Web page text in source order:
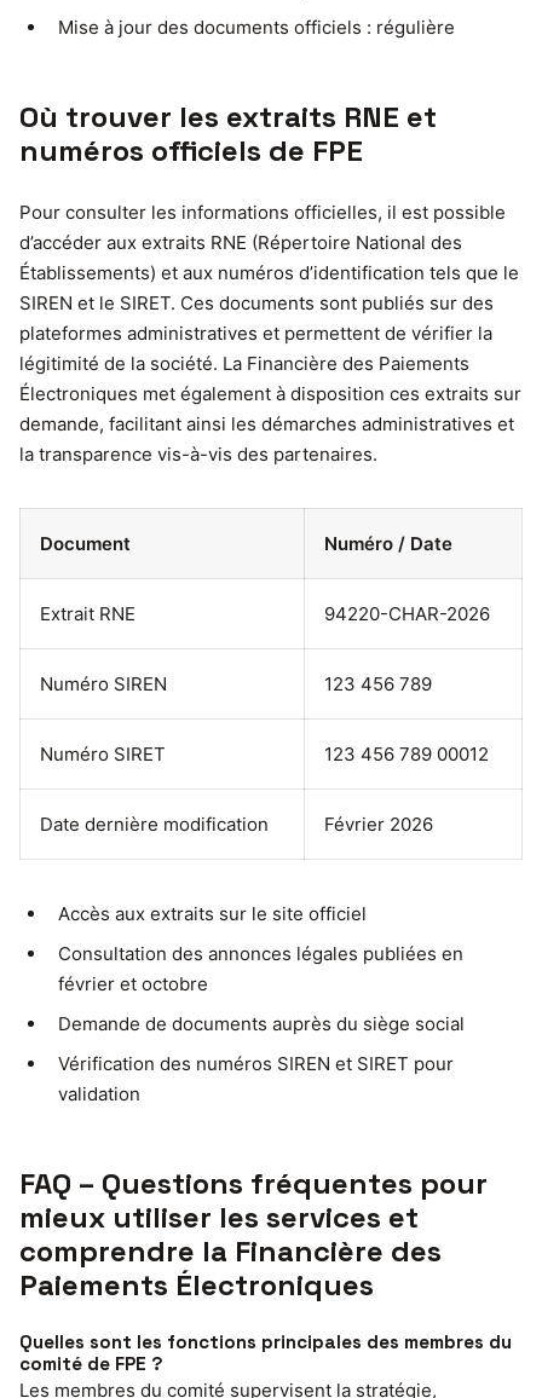
Mise à jour des documents officiels : régulière
Où trouver les extraits RNE et
numéros officiels de FPE
Pour consulter les informations officielles, il est possible
d’accéder aux extraits RNE (Répertoire National des
Établissements) et aux numéros d’identification tels que le
SIREN et le SIRET. Ces documents sont publiés sur des
plateformes administratives et permettent de vérifier la
légitimité de la société. La Financière des Paiements
Électroniques met également à disposition ces extraits sur
demande, facilitant ainsi les démarches administratives et
la transparence vis-à-vis des partenaires.
Document Numéro / Date
Extrait RNE 94220-CHAR-2026
Numéro SIREN 123 456 789
Numéro SIRET 123 456 789 00012
Date dernière modification Février 2026
Accès aux extraits sur le site officiel
Consultation des annonces légales publiées en
février et octobre
Demande de documents auprès du siège social
Vérification des numéros SIREN et SIRET pour
validation
FAQ – Questions fréquentes pour
mieux utiliser les services et
comprendre la Financière des
Paiements Électroniques
Quelles sont les fonctions principales des membres du
comité de FPE ?
Les membres du comité supervisent la stratégie,